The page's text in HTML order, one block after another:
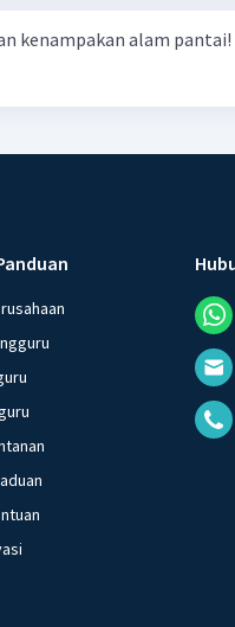
kenampakan alam pantai!